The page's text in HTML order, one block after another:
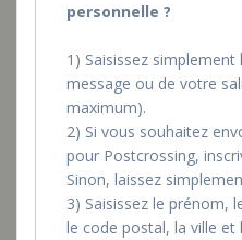
personnelle ?
1) Saisissez
message ou de votre
maximum).
2) Si vous souhaitez
pour Postcrossing,
Sinon, laissez
3) Saisissez le prénom,
le code postal, la ville et